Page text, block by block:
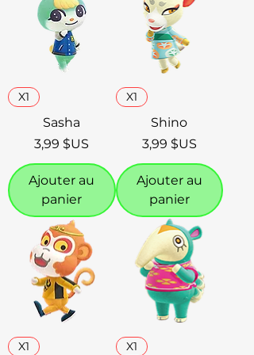
X1
Sasha
Prix
3,99 $US
Ajouter au
panier
X1
Shino
Prix
3,99 $US
Ajouter au
panier
X1 X1